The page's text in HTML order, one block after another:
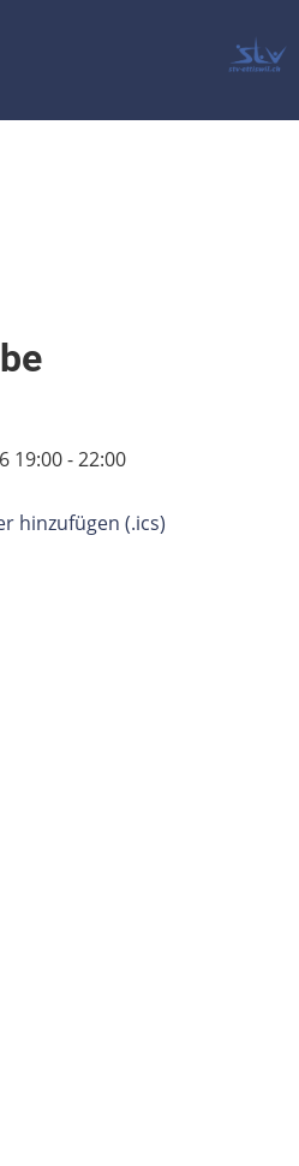
19:00 - 22:00
hinzufügen (.ics)